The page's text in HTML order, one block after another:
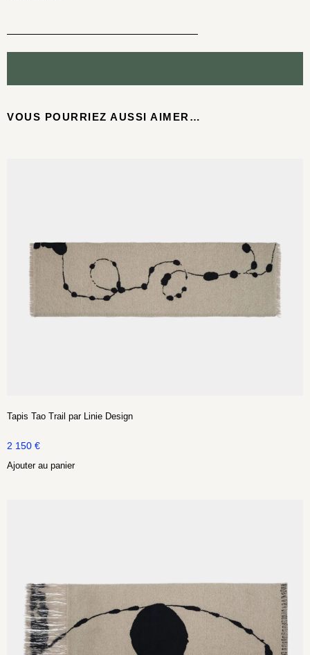
VOUS POURRIEZ AUSSI AIMER…
Tapis Tao Trail par Linie Design
2 150 €
Ajouter au panier